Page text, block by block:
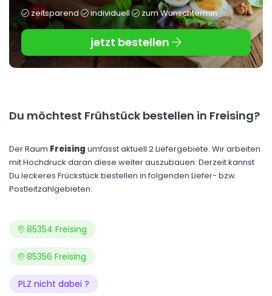
zeitsparend individuell zum Wunschtermin
jetzt bestellen
Du möchtest Frühstück bestellen in Freising?
Der Raum Freising umfasst aktuell 2 Liefergebiete. Wir arbeiten
mit Hochdruck daran diese weiter auszubauen. Derzeit kannst
Du leckeres Frückstück bestellen in folgenden Liefer- bzw.
Postleitzahlgebieten:
85354 Freising
85356 Freising
PLZ nicht dabei ?